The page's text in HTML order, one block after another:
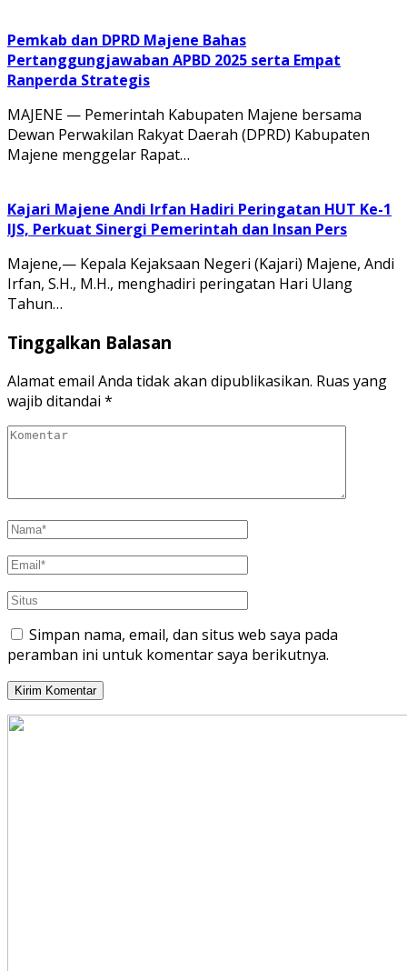
Pemkab dan DPRD Majene Bahas
Pertanggungjawaban APBD 2025 serta Empat
Ranperda Strategis
MAJENE — Pemerintah Kabupaten Majene bersama
Dewan Perwakilan Rakyat Daerah (DPRD) Kabupaten
Majene menggelar Rapat…
Kajari Majene Andi Irfan Hadiri Peringatan HUT Ke-1
IJS, Perkuat Sinergi Pemerintah dan Insan Pers
Majene,— Kepala Kejaksaan Negeri (Kajari) Majene, Andi
Irfan, S.H., M.H., menghadiri peringatan Hari Ulang
Tahun…
Tinggalkan Balasan
Alamat email Anda tidak akan dipublikasikan. Ruas yang
wajib ditandai *
Simpan nama, email, dan situs web saya pada
peramban ini untuk komentar saya berikutnya.